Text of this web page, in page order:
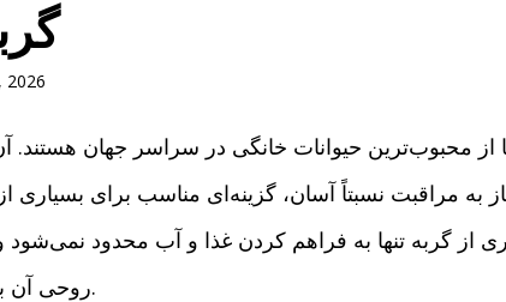
2026
از محبوب‌ترین حیوانات خانگی در سراسر جهان هستند.
به مراقبت نسبتاً آسان، گزینه‌ای مناسب برای
از گربه تنها به فراهم کردن غذا و آب محدود
روحی آن باید به نکات مختلفی توجه کرد.